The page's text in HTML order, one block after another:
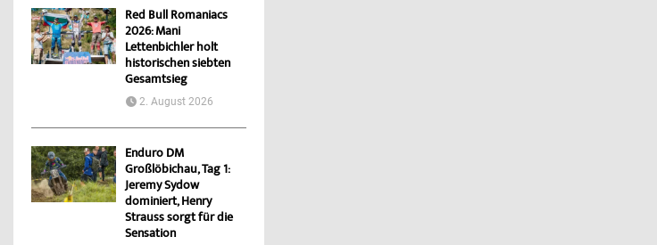
Red Bull Romaniacs
2026: Mani
Lettenbichler holt
historischen siebten
Gesamtsieg
2. August 2026
Enduro DM
Großlöbichau, Tag 1:
Jeremy Sydow
dominiert, Henry
Strauss sorgt für die
Sensation